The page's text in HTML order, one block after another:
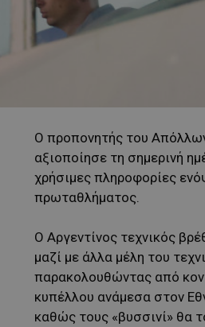
Ο προπονητής του
αξιοποίησε τη σημερινή
χρήσιμες πληροφορίες
πρωταθλήματος.
Ο Αργεντίνος τεχνικός
μαζί με άλλα μέλη του
παρακολουθώντας από
κυπέλλου ανάμεσα στον
καθώς τους «βυσσινί» θα